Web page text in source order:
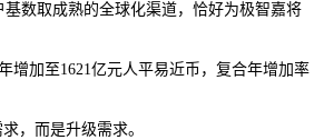
数取成熟的全球化渠道，恰好为极智嘉将
加至1621亿元人平易近币，复合年增加率
，而是升级需求。